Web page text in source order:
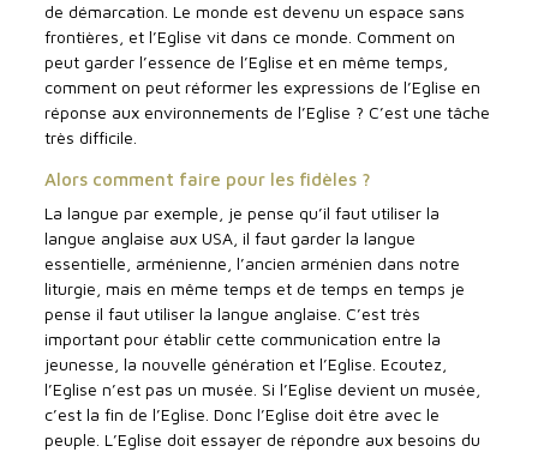
de démarcation. Le monde est devenu un espace sans
frontières, et l’Eglise vit dans ce monde. Comment on
peut garder l’essence de l’Eglise et en même temps,
comment on peut réformer les expressions de l’Eglise en
réponse aux environnements de l’Eglise ? C’est une tâche
très difficile.
Alors comment faire pour les fidèles ?
La langue par exemple, je pense qu’il faut utiliser la
langue anglaise aux USA, il faut garder la langue
essentielle, arménienne, l’ancien arménien dans notre
liturgie, mais en même temps et de temps en temps je
pense il faut utiliser la langue anglaise. C’est très
important pour établir cette communication entre la
jeunesse, la nouvelle génération et l’Eglise. Ecoutez,
l’Eglise n’est pas un musée. Si l’Eglise devient un musée,
c’est la fin de l’Eglise. Donc l’Eglise doit être avec le
peuple. L’Eglise doit essayer de répondre aux besoins du